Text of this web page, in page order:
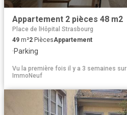
Appartement 2 pièces 48 m2
Place de lHôpital Strasbourg
49 m²2 PiècesAppartement
·Parking
Vu la première fois il y a 3 semaines sur
ImmoNeuf